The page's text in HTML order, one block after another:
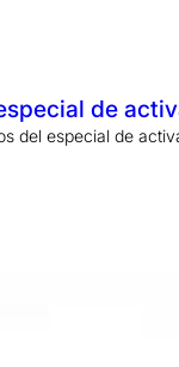
de
del especial de